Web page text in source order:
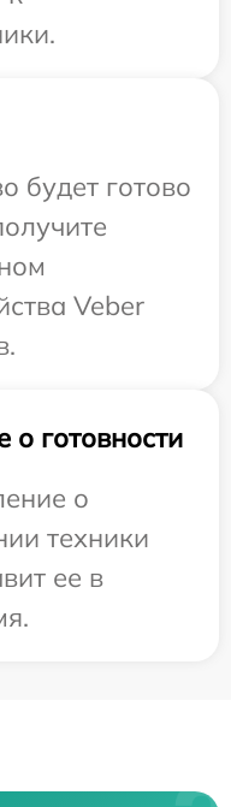
будет готово
Veber
готовности
о
техники
ее в